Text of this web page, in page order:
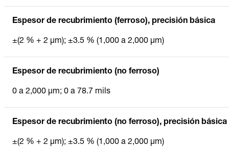
Espesor de recubrimiento (ferroso), precisión básica
±(2 % + 2 µm); ±3.5 % (1,000 a 2,000 µm)
Espesor de recubrimiento (no ferroso)
0 a 2,000 µm; 0 a 78.7 mils
Espesor de recubrimiento (no ferroso), precisión básica
±(2 % + 2 µm); ±3.5 % (1,000 a 2,000 µm)